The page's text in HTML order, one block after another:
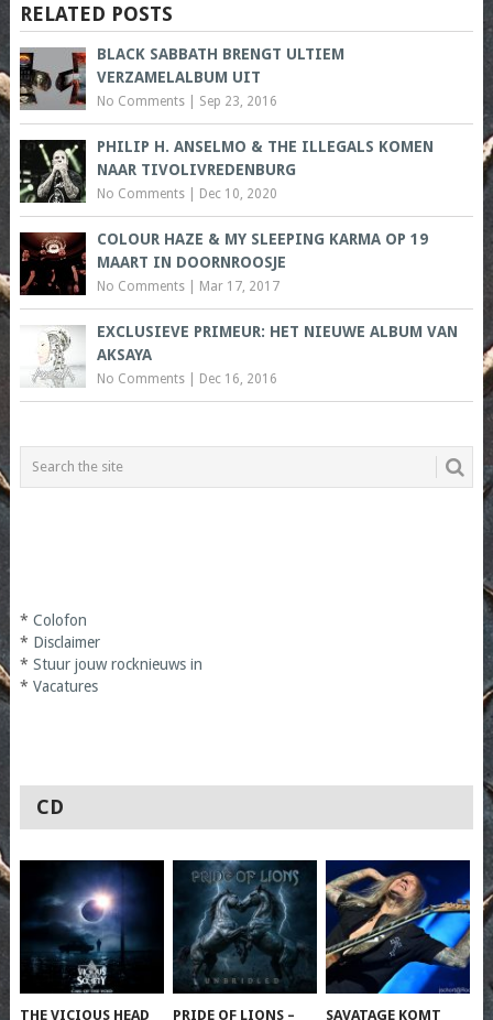
RELATED POSTS
BLACK SABBATH BRENGT ULTIEM
VERZAMELALBUM UIT
No Comments| Sep 23, 2016
PHILIP H. ANSELMO & THE ILLEGALS KOMEN
NAAR TIVOLIVREDENBURG
No Comments| Dec 10, 2020
COLOUR HAZE & MY SLEEPING KARMA OP 19
MAART IN DOORNROOSJE
No Comments| Mar 17, 2017
EXCLUSIEVE PRIMEUR: HET NIEUWE ALBUM VAN
AKSAYA
No Comments| Dec 16, 2016
* Colofon
* Disclaimer
* Stuur jouw rocknieuws in
* Vacatures
CD
THE VICIOUS HEAD PRIDE OF LIONS – SAVATAGE KOMT